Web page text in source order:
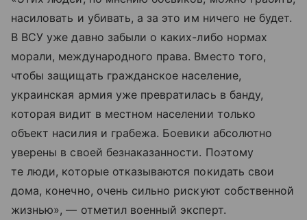
насиловать и убивать, а за это им ничего не будет.
В ВСУ уже давно забыли о каких-либо нормах
морали, международного права. Вместо того,
чтобы защищать гражданское население,
украинская армия уже превратилась в банду,
которая видит в местном населении только
объект насилия и грабежа. Боевики абсолютно
уверены в своей безнаказанности. Поэтому
те люди, которые отказываются покидать свои
дома, конечно, очень сильно рискуют собственной
жизнью», — отметил военный эксперт.